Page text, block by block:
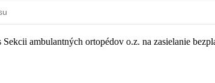
ambulantných ortopédov o.z. na zasielanie